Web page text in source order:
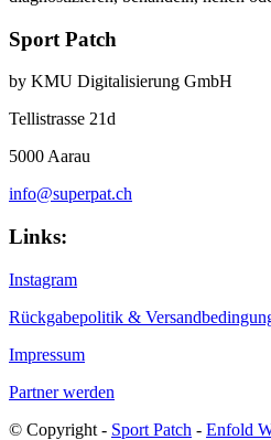
Sport Patch
by KMU Digitalisierung GmbH
Tellistrasse 21d
5000 Aarau
info@superpat.ch
Links:
Instagram
Rückgabepolitik &
Impressum
Partner werden
© Copyright - Sport Patch - Enfold